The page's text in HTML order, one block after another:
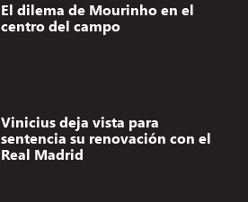
El dilema de Mourinho en el
centro del campo
Vinicius deja vista para
sentencia su renovación con el
Real Madrid